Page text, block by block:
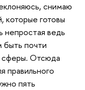
снимаю
которые готовы
непростая ведь
быть почти
сферы. Отсюда
правильного
пять